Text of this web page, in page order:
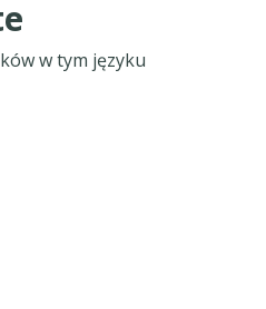
w tym języku